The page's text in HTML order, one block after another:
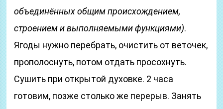
объединённых общим происхождением,
строением и выполняемыми функциями).
Ягоды нужно перебрать, очистить от веточек,
прополоснуть, потом отдать просохнуть.
Сушить при открытой духовке. 2 часа
готовим, позже столько же перерыв. Занять